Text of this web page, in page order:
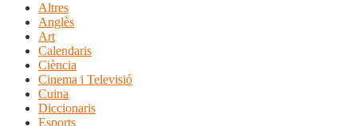
Altres
Anglès
Art
Calendaris
Ciència
Cinema i Televisió
Cuina
Diccionaris
Esports